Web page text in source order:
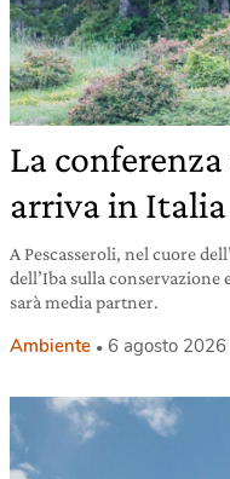
La
arriva in Italia
A Pescasseroli, nel cuore
dell’Iba sulla conservazione
sarà media partner.
Ambiente 6 agosto 2026